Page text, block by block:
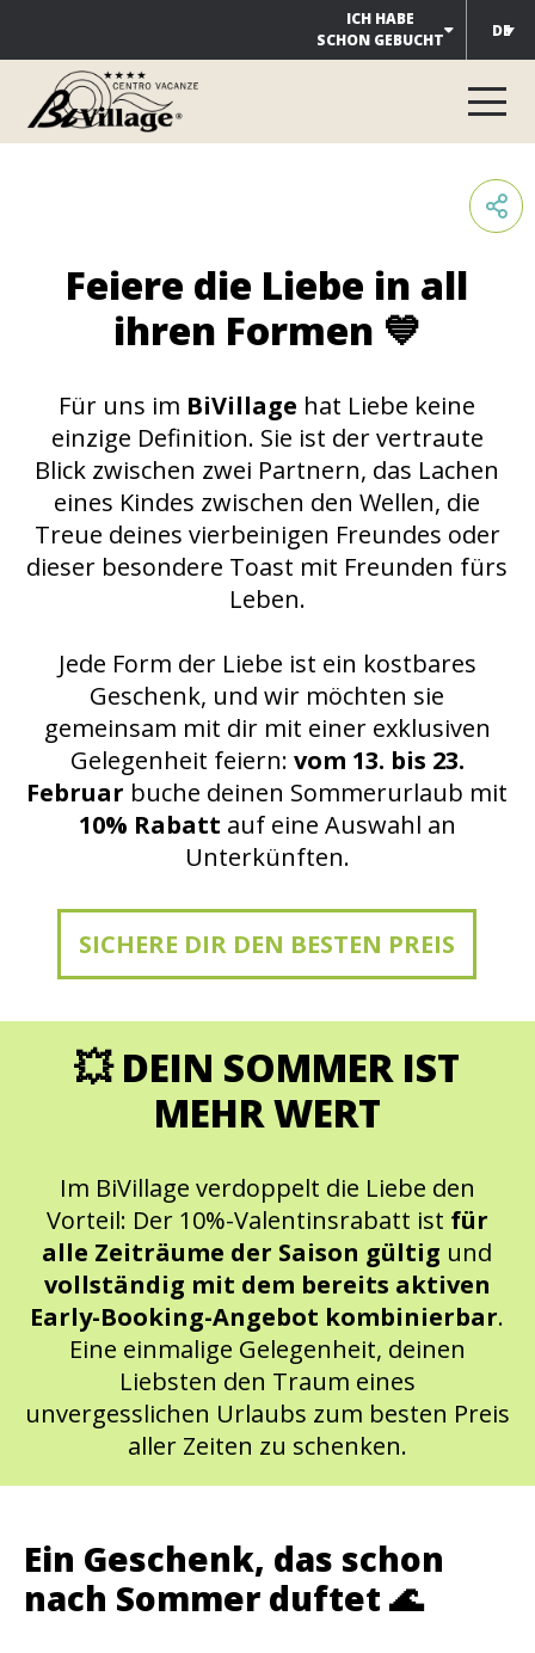
springen
ICH HABE
SCHON GEBUCHT
DE
Feiere die Liebe in all
ihren Formen 💙
Für uns im BiVillage hat Liebe keine
einzige Definition. Sie ist der vertraute
Blick zwischen zwei Partnern, das Lachen
eines Kindes zwischen den Wellen, die
Treue deines vierbeinigen Freundes oder
dieser besondere Toast mit Freunden fürs
Leben.
Jede Form der Liebe ist ein kostbares
Geschenk, und wir möchten sie
gemeinsam mit dir mit einer exklusiven
Gelegenheit feiern: vom 13. bis 23.
Februar buche deinen Sommerurlaub mit
10% Rabatt auf eine Auswahl an
Unterkünften.
SICHERE DIR DEN BESTEN PREIS
💥 DEIN SOMMER IST
MEHR WERT
Im BiVillage verdoppelt die Liebe den
Vorteil: Der 10%-Valentinsrabatt ist für
alle Zeiträume der Saison gültig und
vollständig mit dem bereits aktiven
Early-Booking-Angebot kombinierbar.
Eine einmalige Gelegenheit, deinen
Liebsten den Traum eines
unvergesslichen Urlaubs zum besten Preis
aller Zeiten zu schenken.
Ein Geschenk, das schon
nach Sommer duftet 🌊